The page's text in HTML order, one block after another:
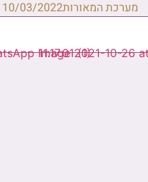
מערכת המאורות10/03/2022